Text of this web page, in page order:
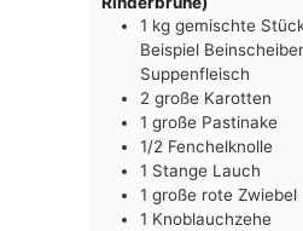
1 kg gemischte
Beispiel
Suppenfleisch
2 große Karotten
1 große Pastinake
1/2 Fenchelknolle
1 Stange Lauch
1 große rote Zwiebel
1 Knoblauchzehe